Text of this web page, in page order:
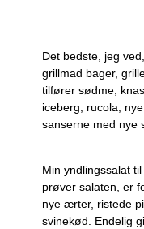
Det bedste, jeg
grillmad bager,
tilfører sødme,
iceberg, rucola,
sanserne med nye
Min yndlingssalat
prøver salaten, er
nye ærter, ristede
svinekød. Endelig